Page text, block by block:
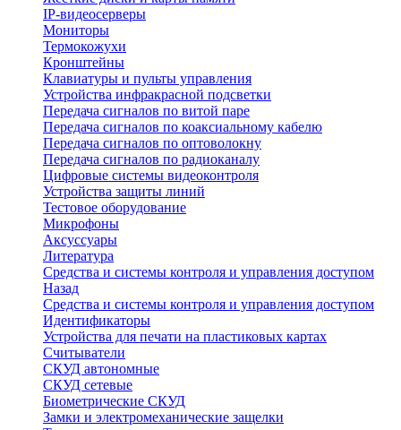
IP-видеосерверы
Мониторы
Термокожухи
Кронштейны
Клавиатуры и пульты управления
Устройства инфракрасной подсветки
Передача сигналов по витой паре
Передача сигналов по коаксиальному кабелю
Передача сигналов по оптоволокну
Передача сигналов по радиоканалу
Цифровые системы видеоконтроля
Устройства защиты линий
Тестовое оборудование
Микрофоны
Аксуссуары
Литература
Средства и системы контроля и управления доступом
Назад
Средства и системы контроля и управления доступом
Идентификаторы
Устройства для печати на пластиковых картах
Считыватели
СКУД автономные
СКУД сетевые
Биометрические СКУД
Замки и электромеханические защелки